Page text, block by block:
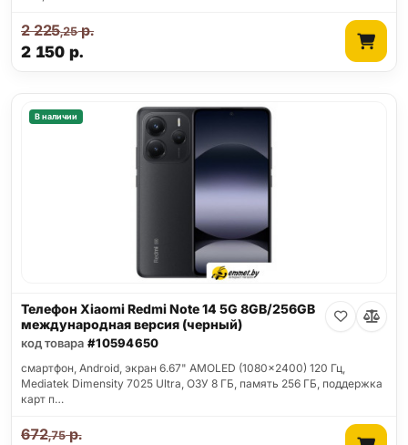
2 150 р.
2 225,25р.
В наличии
Телефон Xiaomi Redmi Note 14 5G 8GB/256GB
международная версия (черный)
код товара #10594650
смартфон, Android, экран 6.67" AMOLED (1080x2400) 120 Гц,
Mediatek Dimensity 7025 Ultra, ОЗУ 8 ГБ, память 256 ГБ, поддержка
карт п…
672,75р.